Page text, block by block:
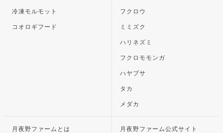
冷凍モルモット
コオロギフード
フクロウ
ミミズク
ハリネズミ
フクロモモンガ
ハヤブサ
タカ
メダカ
月夜野ファームとは 月夜野ファーム公式サイト